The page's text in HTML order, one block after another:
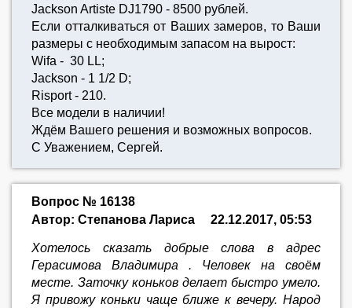
Jackson Artiste DJ1790 - 8500 рублей.
Если отталкиваться от Ваших замеров, то Ваши
размеры с необходимым запасом на вырост:
Wifa - 30 LL;
Jackson - 1 1/2 D;
Risport - 210.
Все модели в наличии!
Ждём Вашего решения и возможных вопросов.
С Уважением, Сергей.
Вопрос № 16138
Автор: Степанова Лариса
22.12.2017, 05:53
Хотелось сказать добрые слова в адрес
Герасимова Владимира . Человек на своём
месте. Заточку коньков делает быстро умело.
Я привожу коньки чаще ближе к вечеру. Народ